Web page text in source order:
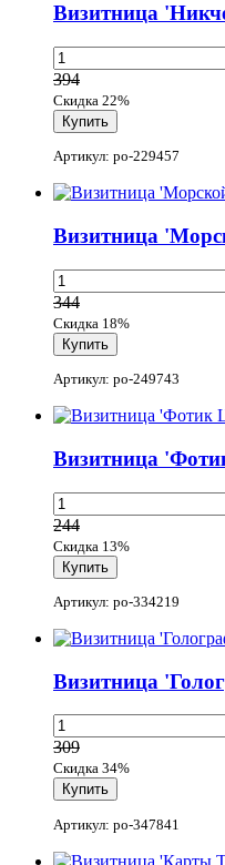
Визитница
394
Скидка 22%
Артикул: po-229457
Визитница
344
Скидка 18%
Артикул: po-249743
Визитница
244
Скидка 13%
Артикул: po-334219
Визитница
309
Скидка 34%
Артикул: po-347841